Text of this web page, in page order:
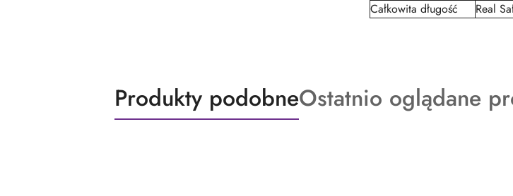
Całkowita długość
Real
Pomiń karuzelę produktów
Produkty
o
Produkty podobneProdukty
o
Ostatnio oglądane